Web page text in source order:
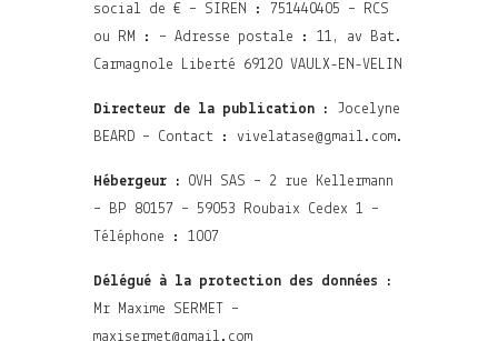
social de € – SIREN : 751440405 – RCS
ou RM : – Adresse postale : 11, av Bat.
Carmagnole Liberté 69120 VAULX-EN-VELIN
Directeur de la publication :
Jocelyne
BEARD – Contact : vivelatase@gmail.com.
Hébergeur : OVH SAS – 2 rue Kellermann
– BP 80157 – 59053 Roubaix Cedex 1 –
Téléphone : 1007
Délégué à la protection des données :
Mr Maxime SERMET –
maxisermet@gmail.com